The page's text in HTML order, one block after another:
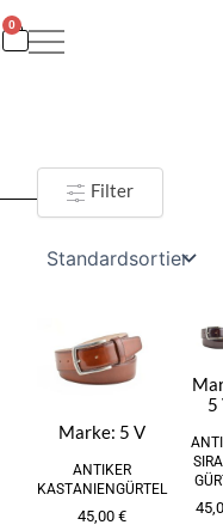
0
Warenkorb
Filter
Marke: 5 V
ANTIKER
KASTANIENGÜRTEL
45,00 €
5